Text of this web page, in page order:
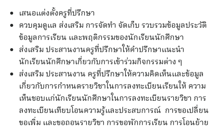
เสนอแต่งตั้งครูที่ปรึกษา
ควบคุมดูแล ส่งเสริม การจัดทำ จัดเก็บ รวบรวมข้อมูลประวัติ
ข้อมูลการเรียน และพฤติกรรมของนักเรียนนักศึกษา
ส่งเสริม ประสานงานครูที่ปรึกษาให้คำปรึกษาแนะนำ
นักเรียนนักศึกษาเกี่ยวกับการเข้าร่วมกิจกรรมต่าง ๆ
ส่งเสริม ประสานงาน ครูที่ปรึกษาให้ความคิดเห็นและข้อมูล
เกี่ยวกับการกำหนดรายวิชาในการลงทะเบียนเรียนให้ ความ
เห็นชอบแก่นักเรียนนักศึกษาในการลงทะเบียนรายวิชา การ
ลงทะเบียนเทียบโอนความรู้และประสบการณ์ การขอเปลี่ยน
ขอเพิ่ม และขอถอนรายวิชา การขอพักการเรียน การโอนย้าย